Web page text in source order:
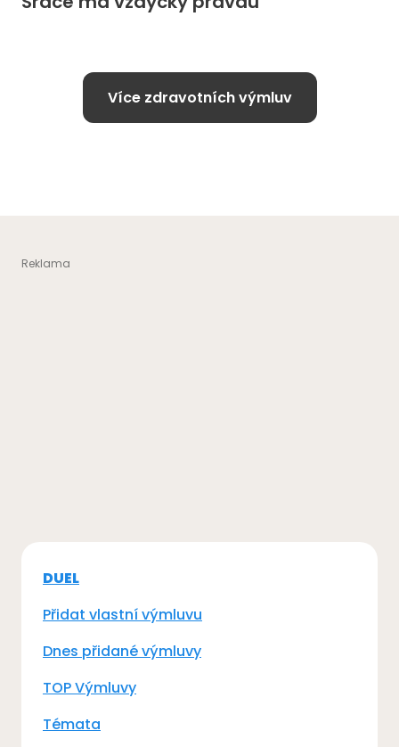
Více zdravotních výmluv
DUEL
Přidat vlastní výmluvu
Dnes přidané výmluvy
TOP Výmluvy
Témata